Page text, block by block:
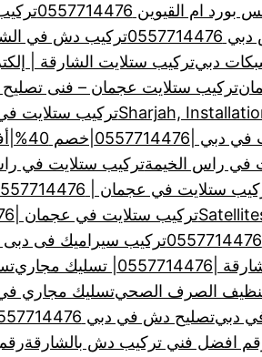
ام القيوين 0557714476
تركيب دش في
دبيتركيب ستلايت الشارقة |
تركيب ستلايت عجمان – فنى
تركيب ستلايت في
فني تركيب ستلايت
في راس الخيمةتركيب ستلايت في راس
ستلايت في عجمان | 0557714476 | لتركيب وصيانة الدش
تركيب ستلايت في عجمان |0557714476| خبرة سنين
تركيب سيراميك فى دبى
مجاري
تسليك مجاري في
دبيتصليح دش في دبي 0557714476
افضل فني تركيب دش بالشارقة